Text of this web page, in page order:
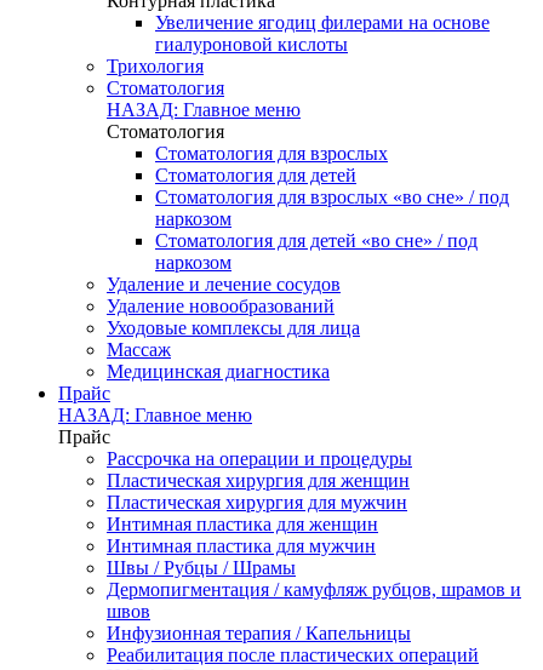
Увеличение ягодиц филерами на основе
гиалуроновой кислоты
Трихология
Стоматология
НАЗАД: Главное меню
Стоматология
Стоматология для взрослых
Стоматология для детей
Стоматология для взрослых «во сне» / под
наркозом
Стоматология для детей «во сне» / под
наркозом
Удаление и лечение сосудов
Удаление новообразований
Уходовые комплексы для лица
Массаж
Медицинская диагностика
Прайс
НАЗАД: Главное меню
Прайс
Рассрочка на операции и процедуры
Пластическая хирургия для женщин
Пластическая хирургия для мужчин
Интимная пластика для женщин
Интимная пластика для мужчин
Швы / Рубцы / Шрамы
Дермопигментация / камуфляж рубцов, шрамов и
швов
Инфузионная терапия / Капельницы
Реабилитация после пластических операций